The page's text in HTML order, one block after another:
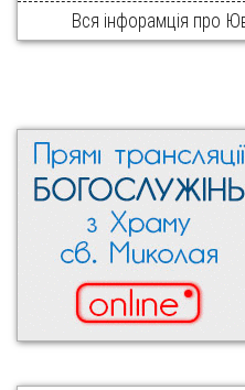
Вся інфорамція про